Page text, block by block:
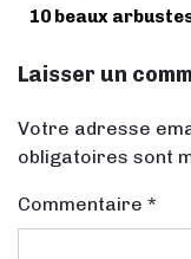
10 beaux
Laisser un
Votre adresse
obligatoires sont
Commentaire *